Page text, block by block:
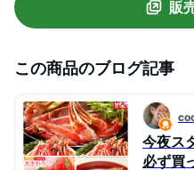
販
この商品のブログ記事
今夜ス
必ず買